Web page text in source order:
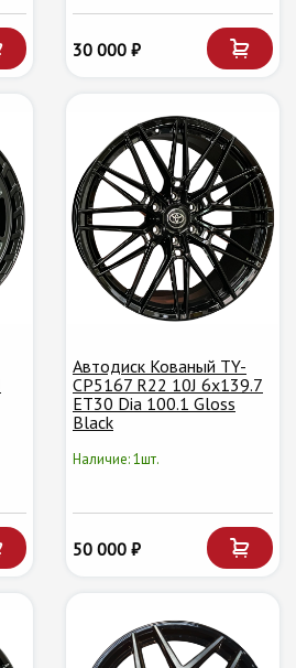
30 000 ₽
Автодиск Кованый TY-
CP5167 R22 10J 6x139.7
ET30 Dia 100.1 Gloss
Black
Наличие: 1шт.
50 000 ₽